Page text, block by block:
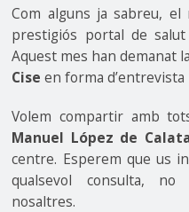
Com alguns ja sabreu,
prestigiós portal de salut
Aquest mes han demanat
Cise en forma
Volem compartir amb
Manuel López de
centre. Esperem que us
qualsevol consulta,
nosaltres.